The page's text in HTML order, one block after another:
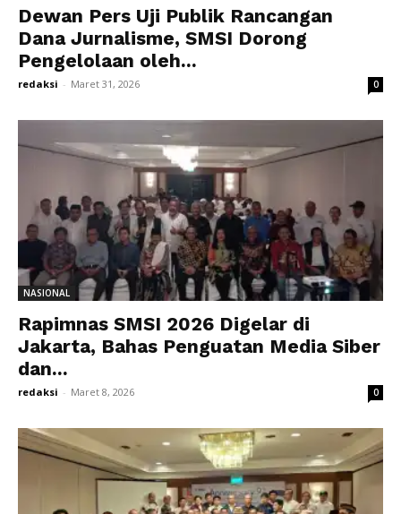
Dewan Pers Uji Publik Rancangan
Dana Jurnalisme, SMSI Dorong
Pengelolaan oleh...
redaksi - Maret 31, 2026 0
NASIONAL
Rapimnas SMSI 2026 Digelar di
Jakarta, Bahas Penguatan Media Siber
dan...
redaksi - Maret 8, 2026 0